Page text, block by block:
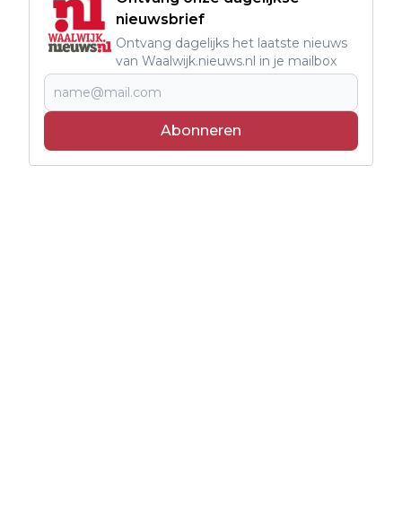
nieuwsbrief
Ontvang dagelijks het laatste nieuws
van Waalwijk.nieuws.nl in je mailbox
Abonneren